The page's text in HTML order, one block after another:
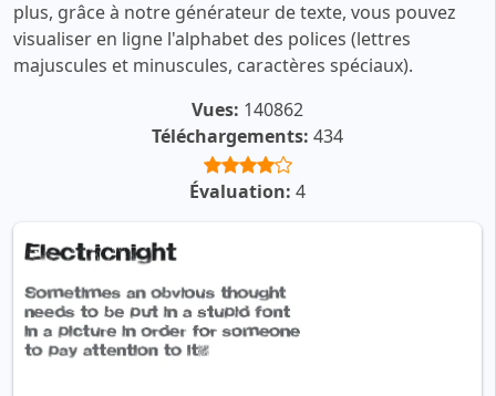
plus, grâce à notre générateur de texte, vous pouvez
visualiser en ligne l'alphabet des polices (lettres
majuscules et minuscules, caractères spéciaux).
Vues: 140862
Téléchargements: 434
Évaluation: 4